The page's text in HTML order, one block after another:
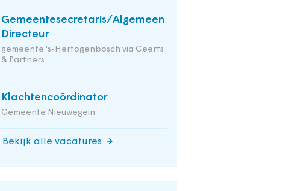
Gemeentesecretaris/Algemeen
Directeur
gemeente 's-Hertogenbosch via Geerts
& Partners
Klachtencoördinator
Gemeente Nieuwegein
Bekijk alle vacatures